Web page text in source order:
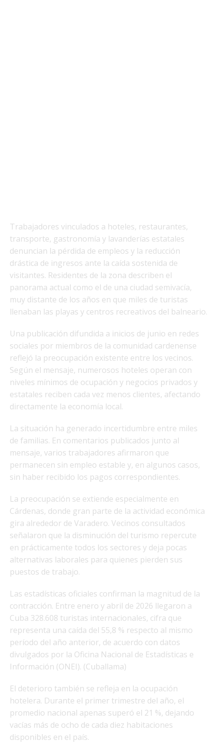
Trabajadores vinculados a hoteles, restaurantes,
transporte, gastronomía y lavanderías estatales
denuncian la pérdida de empleos y la reducción
drástica de ingresos ante la caída sostenida de
visitantes. Residentes de la zona describen el
panorama actual como el de una ciudad semivacía,
muy distante de los años en que miles de turistas
llenaban las playas y centros recreativos del balneario.
Una publicación difundida a inicios de junio en redes
sociales por miembros de la comunidad cardenense
reflejó la preocupación existente entre los vecinos.
Según el mensaje, numerosos hoteles operan con
niveles mínimos de ocupación y negocios privados y
estatales reciben cada vez menos clientes, afectando
directamente la economía local.
La situación ha generado incertidumbre entre miles
de familias. En comentarios publicados junto al
mensaje, varios trabajadores afirmaron que
permanecen sin empleo estable y, en algunos casos,
sin haber recibido los pagos correspondientes.
La preocupación se extiende especialmente en
Cárdenas, donde gran parte de la actividad económica
gira alrededor de Varadero. Vecinos consultados
señalaron que la disminución del turismo repercute
en prácticamente todos los sectores y deja pocas
alternativas laborales para quienes pierden sus
puestos de trabajo.
Las estadísticas oficiales confirman la magnitud de la
contracción. Entre enero y abril de 2026 llegaron a
Cuba 328.608 turistas internacionales, cifra que
representa una caída del 55,8 % respecto al mismo
período del año anterior, de acuerdo con datos
divulgados por la Oficina Nacional de Estadísticas e
Información (ONEI). (Cuballama)
El deterioro también se refleja en la ocupación
hotelera. Durante el primer trimestre del año, el
promedio nacional apenas superó el 21 %, dejando
vacías más de ocho de cada diez habitaciones
disponibles en el país.